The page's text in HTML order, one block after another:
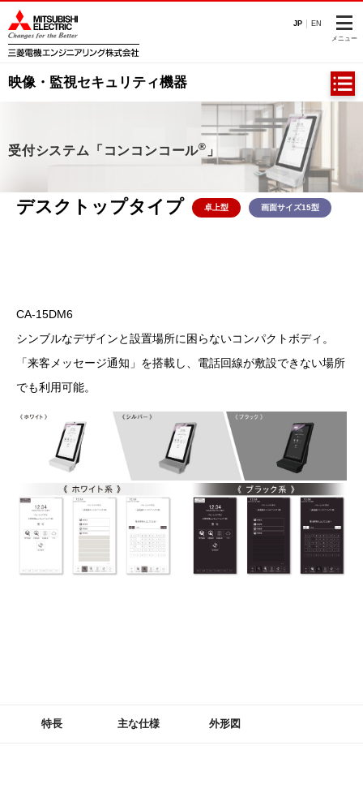
JP EN
メニュー
映像・監視セキュリティ機器
受付システム「コンコンコール® 」
受付システム「コンコンコール® 」
デスクトップタイプ 卓上型 画面サイズ15型
CA-15DM6
シンブルなデザインと設置場所に困らないコンパクトボディ。
「来客メッセージ通知」を搭載し、電話回線が敷設できない場所
でも利用可能。
特長 主な仕様 外形図